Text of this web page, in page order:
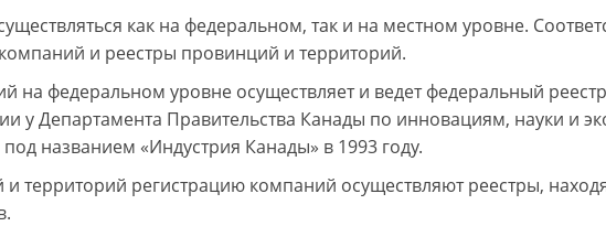
как на федеральном, так и на местном уровне.
и реестры провинций и территорий.
на федеральном уровне осуществляет и ведет федеральный
у Департамента Правительства Канады по инновациям, науки и
названием «Индустрия Канады» в 1993 году.
территорий регистрацию компаний осуществляют реестры,